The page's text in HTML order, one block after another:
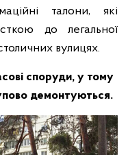
талони, які
до легальної
вулицях.
споруди, у тому
демонтуються.